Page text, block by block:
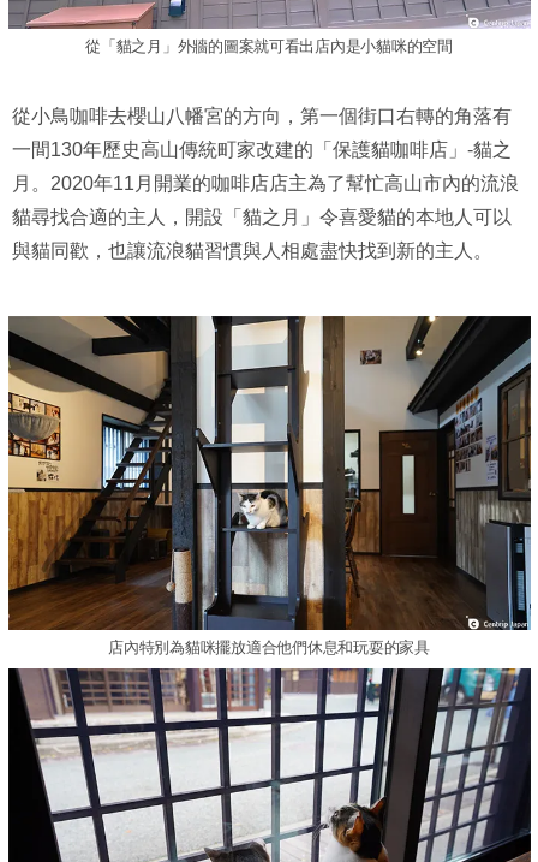
從「貓之月」外牆的圖案就可看出店內是小貓咪的空間
從小鳥咖啡去櫻山八幡宮的方向，第一個街口右轉的角落有
一間130年歷史高山傳統町家改建的「保護貓咖啡店」-貓之
月。2020年11月開業的咖啡店店主為了幫忙高山市內的流浪
貓尋找合適的主人，開設「貓之月」令喜愛貓的本地人可以
與貓同歡，也讓流浪貓習慣與人相處盡快找到新的主人。
店內特別為貓咪擺放適合他們休息和玩耍的家具